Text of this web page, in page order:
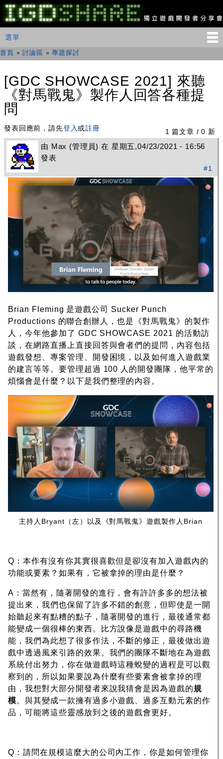
移
至
主
IGDSHARE
獨
遊
享
主選單
選單
您在這裡
首頁 »討論區 »專題探討
[GDC SHOWCASE 2021] 來聽
《對馬戰鬼》製作人回答各種提
問
1 篇文章 / 0 新
發表回應前，請先登入或註冊
由 Max (管理員) 在 星期五,04/23/2021 - 16:56
發表
#1
Brian Fleming 是遊戲公司 Sucker Punch
Productions 的聯合創辦人，也是《對馬戰鬼》的製作
人，今年他參加了 GDC SHOWCASE 2021 的活動訪
談，在網路直播上直接回答與會者們的提問，內容包括
遊戲發想、專案管理、開發困境，以及如何進入遊戲業
的建言等等。要管理超過 100 人的開發團隊，他平常的
煩惱會是什麼？以下是我們整理的內容。
主持人Bryant（左）以及《對馬戰鬼》遊戲製作人Brian
Q：本作有沒有你其實很喜歡但是卻沒有加入遊戲內的
功能或要素？如果有，它被拿掉的理由是什麼？
A：當然有，隨著開發的進行，會有許許多多的想法被
提出來，我們也保留了許多不錯的創意，但即使是一開
始聽起來有點糟的點子，隨著開發的進行，最後通常都
能變成一個很棒的東西。比方說像是遊戲中的尋路機
能，我們為此想了很多作法，不斷的修正，最後做出遊
戲中透過風來引路的效果。我們的團隊不斷地在為遊戲
系統付出努力，你在做遊戲時這種蛻變的過程是可以觀
察到的，所以如果要說為什麼有些要素會被拿掉的理
由，我想對大部分開發者來說我猜會是因為遊戲的規
模。與其變成一款擁有過多小遊戲、過多互動元素的作
品，可能將這些靈感放到之後的遊戲會更好。
Q：請問在規模這麼大的公司內工作，你是如何管理你